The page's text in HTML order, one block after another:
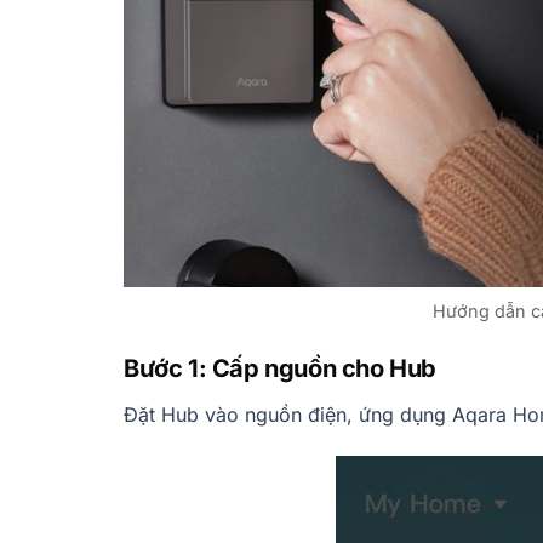
Hướng dẫn
Bước 1: Cấp nguồn cho Hub
Đặt Hub vào nguồn điện, ứng dụng Aqara